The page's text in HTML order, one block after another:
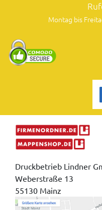
Montag bis
Druckbetrieb Lindner
Weberstraße 13
55130 Mainz